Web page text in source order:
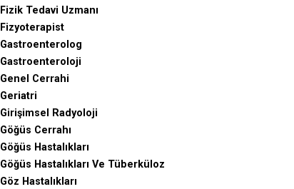
Fizik Tedavi Uzmanı
Fizyoterapist
Gastroenterolog
Gastroenteroloji
Genel Cerrahi
Geriatri
Girişimsel Radyoloji
Göğüs Cerrahı
Göğüs Hastalıkları
Göğüs Hastalıkları Ve Tüberküloz
Göz Hastalıkları